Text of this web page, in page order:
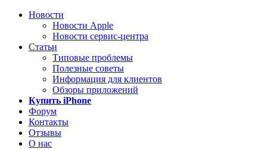
Новости
Новости Apple
Новости сервис-центра
Статьи
Типовые проблемы
Полезные советы
Информация для клиентов
Обзоры приложений
Купить iPhone
Форум
Контакты
Отзывы
О нас